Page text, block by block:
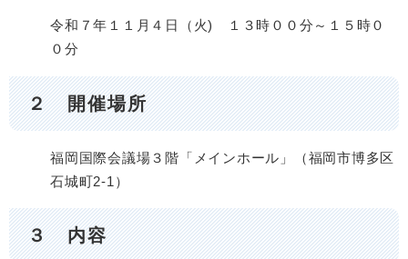
令和７年１１月４日（火) １３時００分～１５時０
０分
２ 開催場所
福岡国際会議場３階「メインホール」（福岡市博多区
石城町2-1）
３ 内容